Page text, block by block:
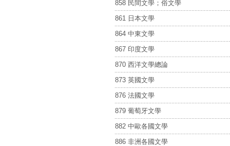
858 民間文學；俗文學
861 日本文學
864 中東文學
867 印度文學
870 西洋文學總論
873 英國文學
876 法國文學
879 葡萄牙文學
882 中歐各國文學
886 非洲各國文學